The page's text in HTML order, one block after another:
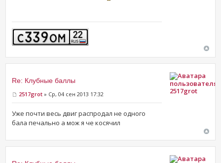
Re: Клубные баллы
2517grot » Ср, 04 сен 2013 17:32
Уже почти весь двиг распродал не одного
бала печально а мож я че косячил
2517grot